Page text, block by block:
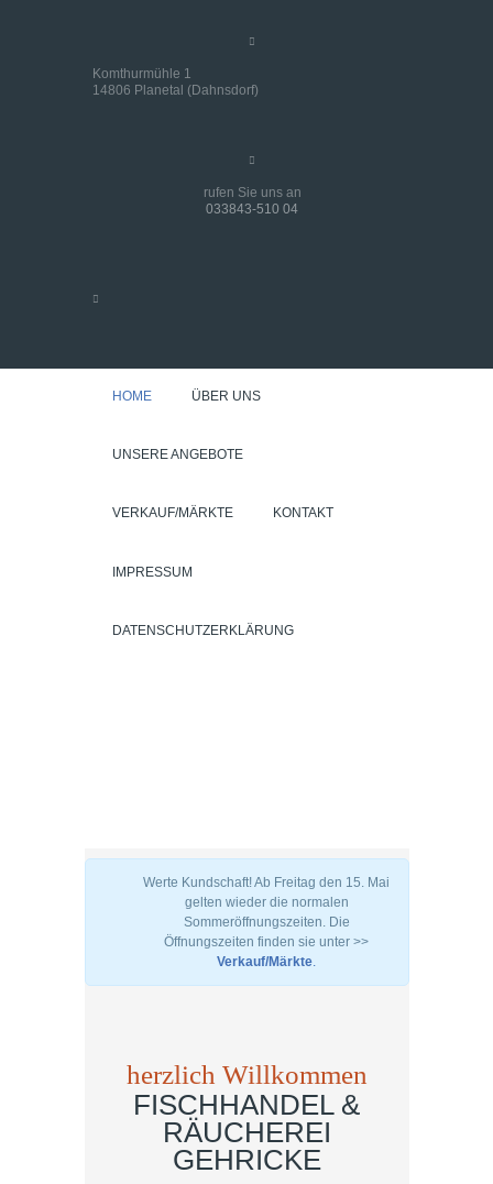
Komthurmühle 1
14806 Planetal (Dahnsdorf)
rufen Sie uns an
033843-510 04
HOME ÜBER UNS
UNSERE ANGEBOTE
VERKAUF/MÄRKTE KONTAKT
IMPRESSUM
DATENSCHUTZERKLÄRUNG
Werte Kundschaft! Ab Freitag den 15. Mai
gelten wieder die normalen
Sommeröffnungszeiten. Die
Öffnungszeiten finden sie unter >>
Verkauf/Märkte
herzlich Willkommen
FISCHHANDEL &
RÄUCHEREI
GEHRICKE